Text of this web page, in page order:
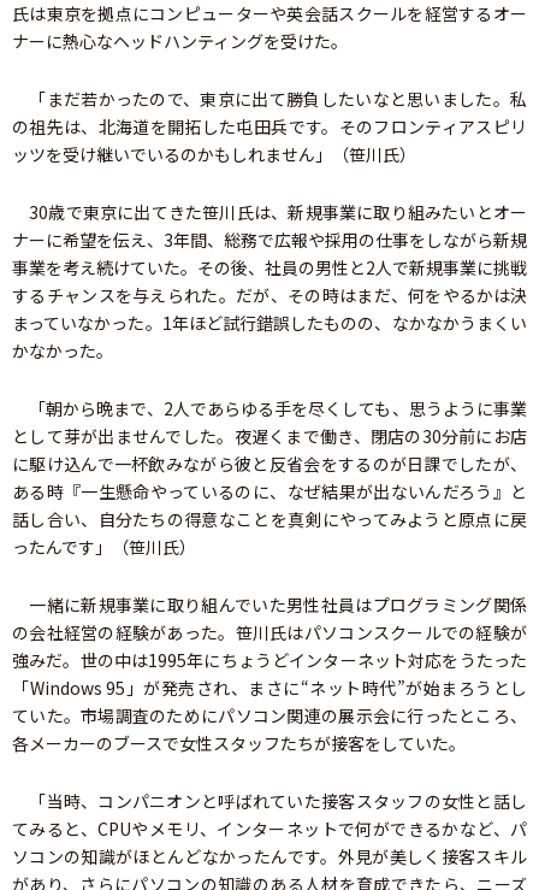
氏は東京を拠点にコンピューターや英会話スクールを経営するオー
ナーに熱心なヘッドハンティングを受けた。
「まだ若かったので、東京に出て勝負したいなと思いました。私
の祖先は、北海道を開拓した屯田兵です。そのフロンティアスピリ
ッツを受け継いでいるのかもしれません」（笹川氏）
30歳で東京に出てきた笹川氏は、新規事業に取り組みたいとオー
ナーに希望を伝え、3年間、総務で広報や採用の仕事をしながら新規
事業を考え続けていた。その後、社員の男性と2人で新規事業に挑戦
するチャンスを与えられた。だが、その時はまだ、何をやるかは決
まっていなかった。1年ほど試行錯誤したものの、なかなかうまくい
かなかった。
「朝から晩まで、2人であらゆる手を尽くしても、思うように事業
として芽が出ませんでした。夜遅くまで働き、閉店の30分前にお店
に駆け込んで一杯飲みながら彼と反省会をするのが日課でしたが、
ある時『一生懸命やっているのに、なぜ結果が出ないんだろう』と
話し合い、自分たちの得意なことを真剣にやってみようと原点に戻
ったんです」（笹川氏）
一緒に新規事業に取り組んでいた男性社員はプログラミング関係
の会社経営の経験があった。笹川氏はパソコンスクールでの経験が
強みだ。世の中は1995年にちょうどインターネット対応をうたった
「Windows 95」が発売され、まさに“ネット時代”が始まろうとし
ていた。市場調査のためにパソコン関連の展示会に行ったところ、
各メーカーのブースで女性スタッフたちが接客をしていた。
「当時、コンパニオンと呼ばれていた接客スタッフの女性と話し
てみると、CPUやメモリ、インターネットで何ができるかなど、パ
ソコンの知識がほとんどなかったんです。外見が美しく接客スキル
があり、さらにパソコンの知識のある人材を育成できたら、ニーズ